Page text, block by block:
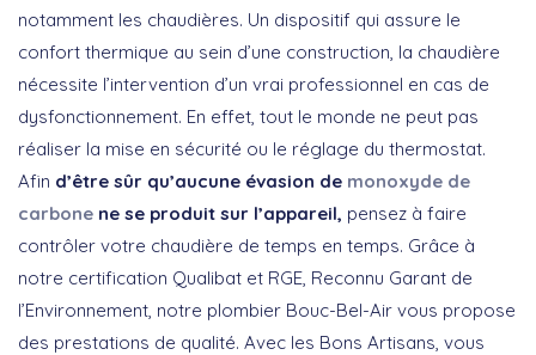
notamment les chaudières. Un dispositif qui assure le
confort thermique au sein d’une construction, la chaudière
nécessite l’intervention d’un vrai professionnel en cas de
dysfonctionnement. En effet, tout le monde ne peut pas
réaliser la mise en sécurité ou le réglage du thermostat.
Afin d’être sûr qu’aucune évasion de monoxyde de
carbone ne se produit sur l’appareil, pensez à faire
contrôler votre chaudière de temps en temps. Grâce à
notre certification Qualibat et RGE, Reconnu Garant de
l’Environnement, notre plombier Bouc-Bel-Air vous propose
des prestations de qualité. Avec les Bons Artisans, vous